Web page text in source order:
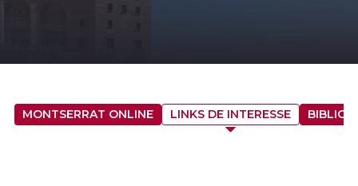
MONTSERRAT ONLINE LINKS DE INTERESSE